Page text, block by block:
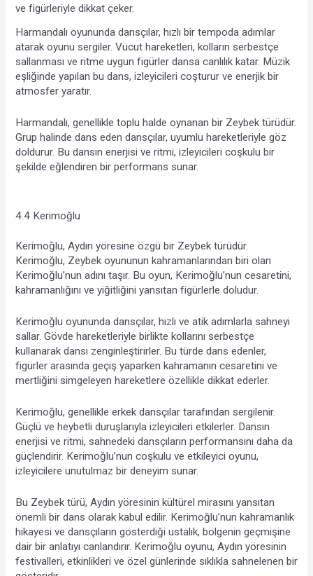
ve figürleriyle dikkat çeker.
Harmandalı oyununda dansçılar, hızlı bir tempoda adımlar
atarak oyunu sergiler. Vücut hareketleri, kolların serbestçe
sallanması ve ritme uygun figürler dansa canlılık katar. Müzik
eşliğinde yapılan bu dans, izleyicileri coşturur ve enerjik bir
atmosfer yaratır.
Harmandalı, genellikle toplu halde oynanan bir Zeybek türüdür.
Grup halinde dans eden dansçılar, uyumlu hareketleriyle göz
doldurur. Bu dansın enerjisi ve ritmi, izleyicileri coşkulu bir
şekilde eğlendiren bir performans sunar.
4.4 Kerimoğlu
Kerimoğlu, Aydın yöresine özgü bir Zeybek türüdür.
Kerimoğlu, Zeybek oyununun kahramanlarından biri olan
Kerimoğlu’nun adını taşır. Bu oyun, Kerimoğlu’nun cesaretini,
kahramanlığını ve yiğitliğini yansıtan figürlerle doludur.
Kerimoğlu oyununda dansçılar, hızlı ve atik adımlarla sahneyi
sallar. Gövde hareketleriyle birlikte kollarını serbestçe
kullanarak dansı zenginleştirirler. Bu türde dans edenler,
figürler arasında geçiş yaparken kahramanın cesaretini ve
mertliğini simgeleyen hareketlere özellikle dikkat ederler.
Kerimoğlu, genellikle erkek dansçılar tarafından sergilenir.
Güçlü ve heybetli duruşlarıyla izleyicileri etkilerler. Dansın
enerjisi ve ritmi, sahnedeki dansçıların performansını daha da
güçlendirir. Kerimoğlu’nun coşkulu ve etkileyici oyunu,
izleyicilere unutulmaz bir deneyim sunar.
Bu Zeybek türü, Aydın yöresinin kültürel mirasını yansıtan
önemli bir dans olarak kabul edilir. Kerimoğlu’nun kahramanlık
hikayesi ve dansçıların gösterdiği ustalık, bölgenin geçmişine
dair bir anlatıyı canlandırır. Kerimoğlu oyunu, Aydın yöresinin
festivalleri, etkinlikleri ve özel günlerinde sıklıkla sahnelenen bir